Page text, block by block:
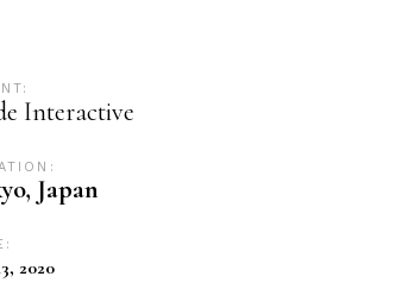
Interactive
Japan
2020